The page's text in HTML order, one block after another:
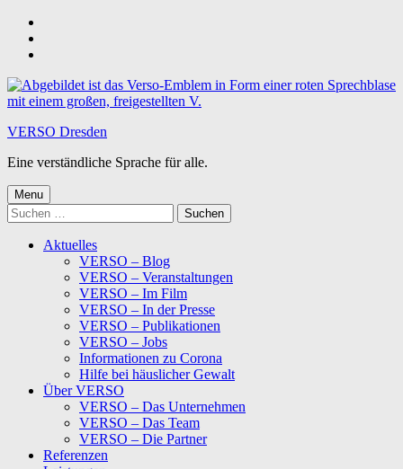
content
footer
VERSO Dresden
Eine verständliche Sprache für alle.
Menu
Suchen
nach:
Aktuelles
VERSO – Blog
VERSO – Veranstaltungen
VERSO – Im Film
VERSO – In der Presse
VERSO – Publikationen
VERSO – Jobs
Informationen zu Corona
Hilfe bei häuslicher Gewalt
Über VERSO
VERSO – Das Unternehmen
VERSO – Das Team
VERSO – Die Partner
Referenzen